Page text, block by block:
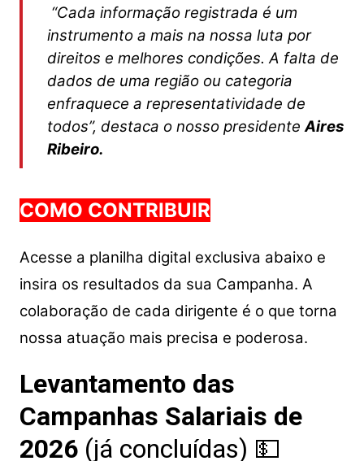
“Cada informação registrada é um
instrumento a mais na nossa luta por
direitos e melhores condições. A falta de
dados de uma região ou categoria
enfraquece a representatividade de
todos”, destaca o nosso presidenteAires
Ribeiro.
COMO CONTRIBUIR
Acesse a planilha digital exclusiva abaixo e
insira os resultados da sua Campanha. A
colaboração de cada dirigente é o que torna
nossa atuação mais precisa e poderosa.